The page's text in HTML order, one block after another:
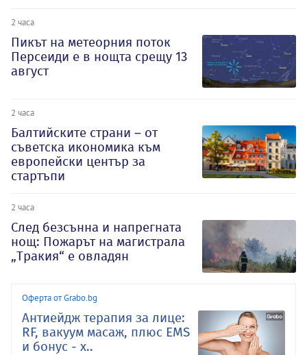
2 часа
Пикът на метеорния поток
Персеиди е в нощта срещу 13
август
2 часа
Балтийските страни – от
съветска икономика към
европейски център за
стартъпи
2 часа
След безсънна и напрегната
нощ: Пожарът на магистрала
„Тракия“ е овладян
Оферта от Grabo.bg
Антиейдж терапия за лице:
RF, вакуум масаж, плюс EMS
и бонус - х..